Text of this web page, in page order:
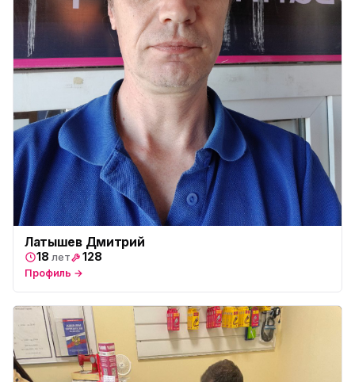
Латышев Дмитрий
18 лет 128
Профиль →